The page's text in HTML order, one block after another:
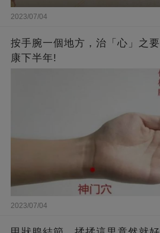
2023/07/04
按手腕一個地方，治「心」之
康下半年!
2023/07/04